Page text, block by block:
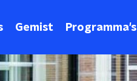
Gemist Programma's